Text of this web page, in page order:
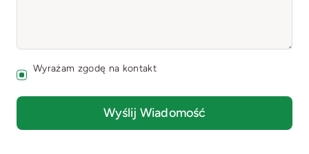
Wyrażam zgodę na kontakt
Wyślij Wiadomość